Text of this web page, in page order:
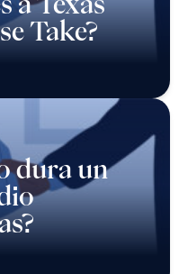
Take?
dura un